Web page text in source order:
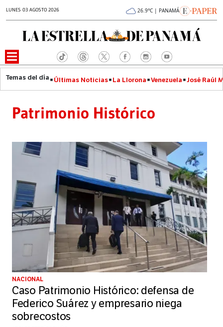
LUNES 03 AGOSTO 2026 26.9°C | PANAMÁ
Últimas Noticias La Llorona Venezuela José Raúl
Patrimonio Histórico
NACIONAL
Caso Patrimonio Histórico: defensa de
Federico Suárez y empresario niega
sobrecostos